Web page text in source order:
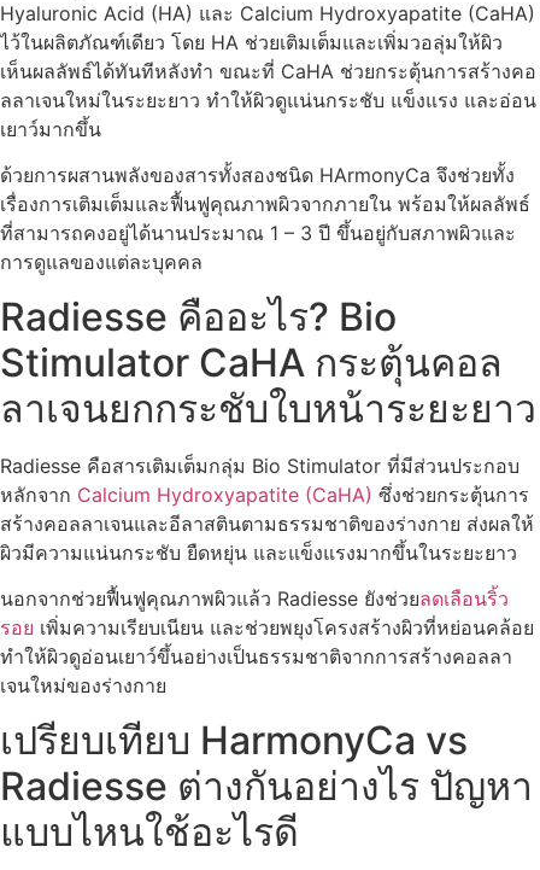
Hyaluronic Acid (HA) และ Calcium Hydroxyapatite (CaHA)
ไว้ในผลิตภัณฑ์เดียว โดย HA ช่วยเติมเต็มและเพิ่มวอลุ่มให้ผิว
เห็นผลลัพธ์ได้ทันทีหลังทำ ขณะที่ CaHA ช่วยกระตุ้นการสร้างคอ
ลลาเจนใหม่ในระยะยาว ทำให้ผิวดูแน่นกระชับ แข็งแรง และอ่อน
เยาว์มากขึ้น
ด้วยการผสานพลังของสารทั้งสองชนิด HArmonyCa จึงช่วยทั้ง
เรื่องการเติมเต็มและฟื้นฟูคุณภาพผิวจากภายใน พร้อมให้ผลลัพธ์
ที่สามารถคงอยู่ได้นานประมาณ 1 – 3 ปี ขึ้นอยู่กับสภาพผิวและ
การดูแลของแต่ละบุคคล
Radiesse คืออะไร? Bio
Stimulator CaHA กระตุ้นคอล
ลาเจนยกกระชับใบหน้าระยะยาว
Radiesse คือสารเติมเต็มกลุ่ม Bio Stimulator ที่มีส่วนประกอบ
หลักจาก Calcium Hydroxyapatite (CaHA) ซึ่งช่วยกระตุ้นการ
สร้างคอลลาเจนและอีลาสตินตามธรรมชาติของร่างกาย ส่งผลให้
ผิวมีความแน่นกระชับ ยืดหยุ่น และแข็งแรงมากขึ้นในระยะยาว
นอกจากช่วยฟื้นฟูคุณภาพผิวแล้ว Radiesse ยังช่วยลดเลือนริ้ว
รอย เพิ่มความเรียบเนียน และช่วยพยุงโครงสร้างผิวที่หย่อนคล้อย
ทำให้ผิวดูอ่อนเยาว์ขึ้นอย่างเป็นธรรมชาติจากการสร้างคอลลา
เจนใหม่ของร่างกาย
เปรียบเทียบ HarmonyCa vs
Radiesse ต่างกันอย่างไร ปัญหา
แบบไหนใช้อะไรดี